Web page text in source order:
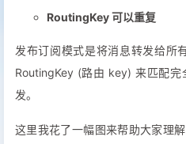
RoutingKey 可以重复
发布订阅模式是将消息转发给所
RoutingKey (路由 key) 来匹配
发。
这里我花了一幅图来帮助大家理